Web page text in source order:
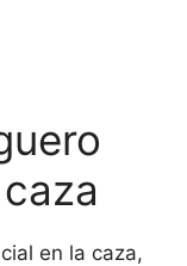
en la caza,